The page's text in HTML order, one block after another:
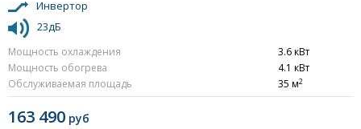
Инвертор
23дБ
Мощность охлаждения
3.6 кВт
Мощность обогрева
4.1 кВт
Обслуживаемая площадь
35 м2
163 490 руб